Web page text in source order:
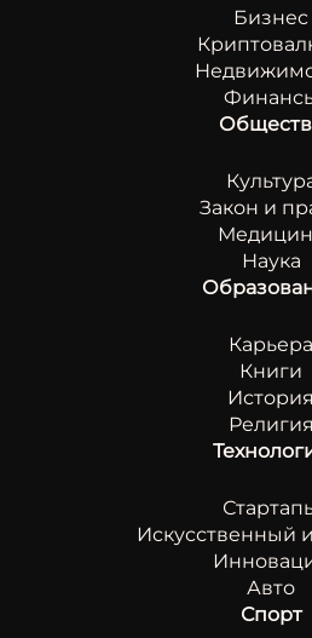
Бизнес
Закон и
Наука
Карьера
Книги
История
Религия
Искусственный
Авто
Спорт